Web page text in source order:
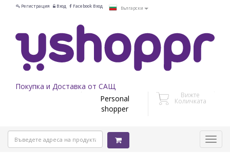
Регистрация Вход Facebook Вход Български
Покупка и Доставка от САЩ
Personal
shopper
Вижте
Количката